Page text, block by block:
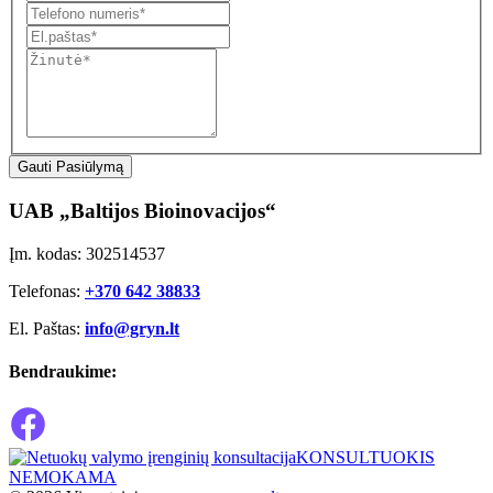
Gauti Pasiūlymą
UAB „Baltijos Bioinovacijos“
Įm. kodas: 302514537
Telefonas: +370 642 38833
El. Paštas: info@gryn.lt
Bendraukime:
KONSULTUOKIS
NEMOKAMA